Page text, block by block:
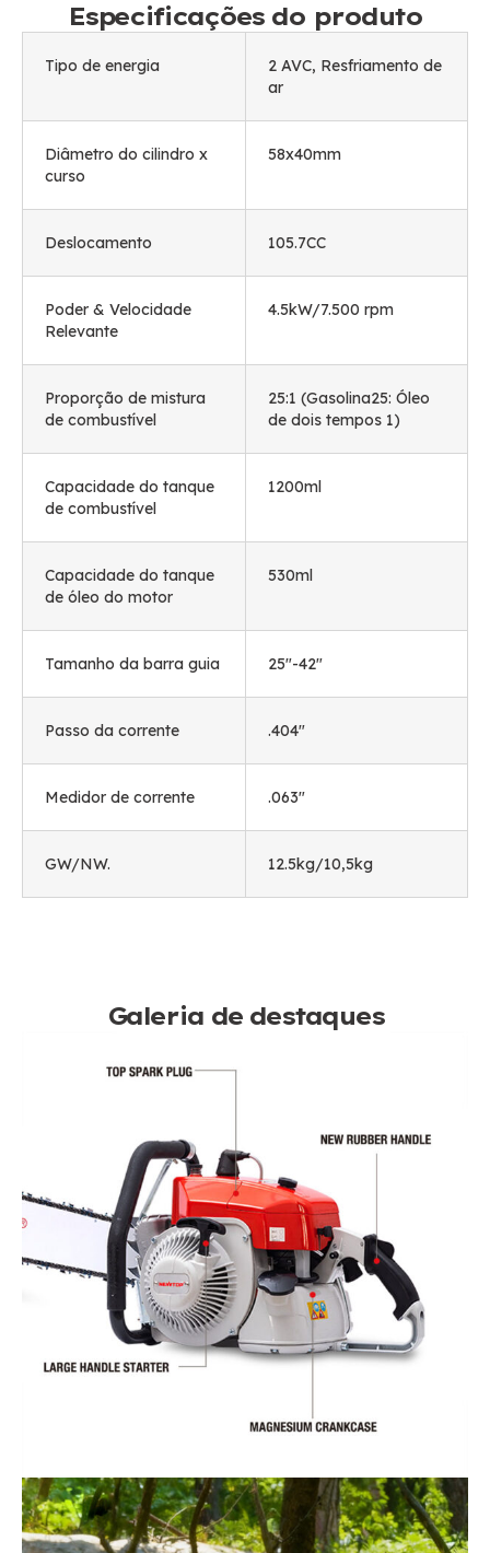
Especificações do produto
Tipo de energia
2 AVC, Resfriamento de
ar
Diâmetro do cilindro x
curso
58x40mm
Deslocamento 105.7CC
Poder & Velocidade
Relevante
4.5kW/7.500 rpm
Proporção de mistura
de combustível
25:1 (Gasolina25: Óleo
de dois tempos 1)
Capacidade do tanque
de combustível
1200ml
Capacidade do tanque
de óleo do motor
530ml
Tamanho da barra guia 25"-42"
Passo da corrente .404"
Medidor de corrente .063"
GW/NW. 12.5kg/10,5kg
Galeria de destaques